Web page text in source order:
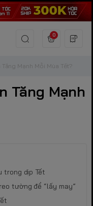
0
Mạnh Mỗi Mùa Tết?
Tăng Mạnh
trong dịp Tết
tường để “lấy may”